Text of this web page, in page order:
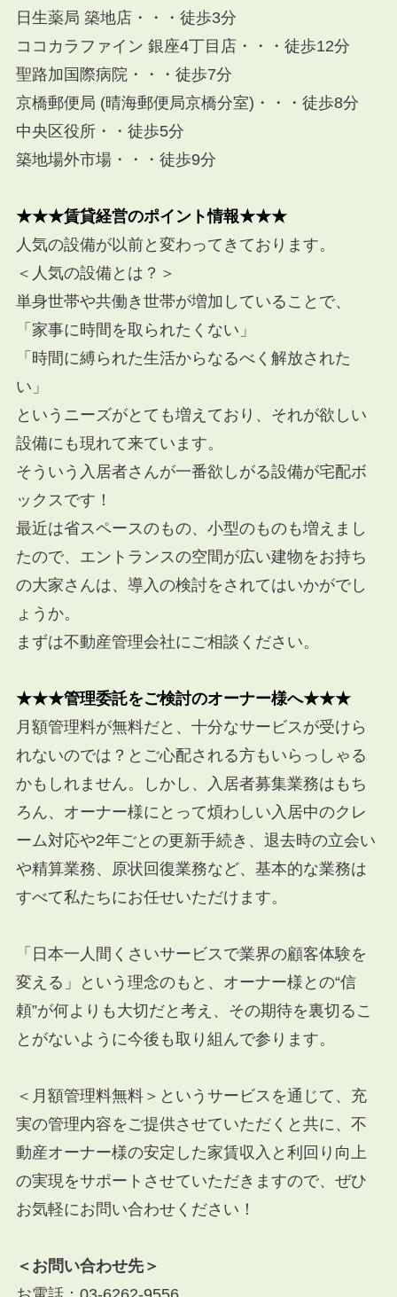
日生薬局 築地店・・・徒歩3分
ココカラファイン 銀座4丁目店・・・徒歩12分
聖路加国際病院・・・徒歩7分
京橋郵便局 (晴海郵便局京橋分室)・・・徒歩8分
中央区役所・・徒歩5分
築地場外市場・・・徒歩9分
★★★賃貸経営のポイント情報★★★
人気の設備が以前と変わってきております。
＜人気の設備とは？＞
単身世帯や共働き世帯が増加していることで、
「家事に時間を取られたくない」
「時間に縛られた生活からなるべく解放された
い」
というニーズがとても増えており、 それが欲しい
設備にも現れて来ています。
そういう入居者さんが一番欲しがる設備が宅配ボ
ックスです！
最近は省スペースのもの、小型のものも増えまし
たので、 エントランスの空間が広い建物をお持ち
の大家さんは、 導入の検討をされてはいかがでし
ょうか。
まずは不動産管理会社にご相談ください。
★★★管理委託をご検討のオーナー様へ★★★
月額管理料が無料だと、十分なサービスが受けら
れないのでは？とご心配される方もいらっしゃる
かもしれません。しかし、入居者募集業務はもち
ろん、オーナー様にとって煩わしい入居中のクレ
ーム対応や2年ごとの更新手続き、退去時の立会い
や精算業務、原状回復業務など、基本的な業務は
すべて私たちにお任せいただけます。
「日本一人間くさいサービスで業界の顧客体験を
変える」という理念のもと、オーナー様との“信
頼”が何よりも大切だと考え、その期待を裏切るこ
とがないように今後も取り組んで参ります。
＜月額管理料無料＞というサービスを通じて、充
実の管理内容をご提供させていただくと共に、不
動産オーナー様の安定した家賃収入と利回り向上
の実現をサポートさせていただきますので、ぜひ
お気軽にお問い合わせください！
＜お問い合わせ先＞